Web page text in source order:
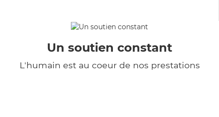
Un soutien constant
L'humain est au coeur de nos prestations